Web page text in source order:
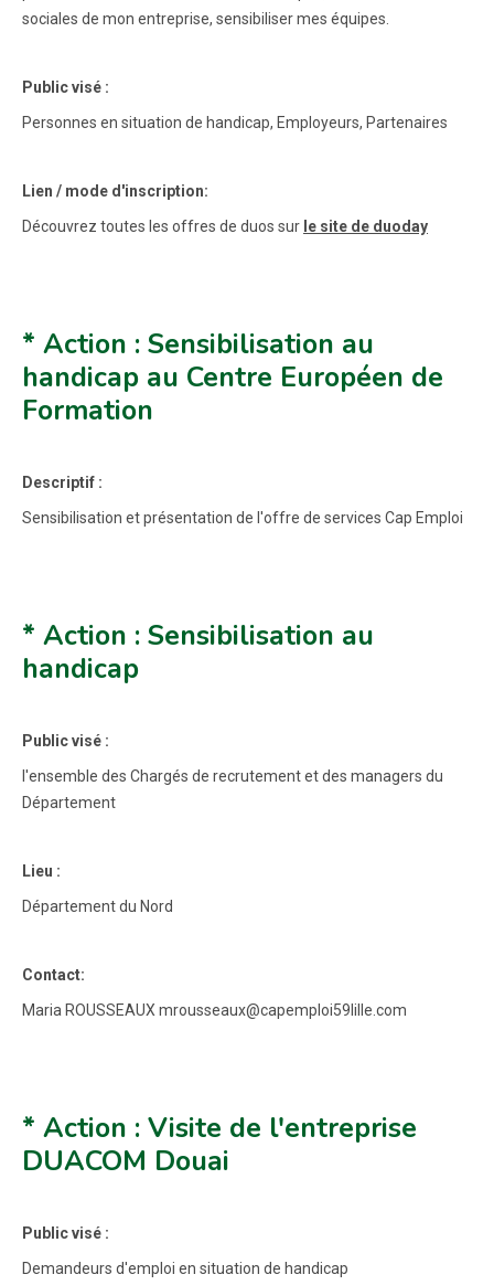
sociales de mon entreprise, sensibiliser mes équipes.
Public visé :
Personnes en situation de handicap, Employeurs, Partenaires
Lien / mode d'inscription:
Découvrez toutes les offres de duos sur le site de duoday
* Action : Sensibilisation au
handicap au Centre Européen de
Formation
Descriptif :
Sensibilisation et présentation de l'offre de services Cap Emploi
* Action : Sensibilisation au
handicap
Public visé :
l'ensemble des Chargés de recrutement et des managers du
Département
Lieu :
Département du Nord
Contact:
Maria ROUSSEAUX mrousseaux@capemploi59lille.com
* Action : Visite de l'entreprise
DUACOM Douai
Public visé :
Demandeurs d'emploi en situation de handicap